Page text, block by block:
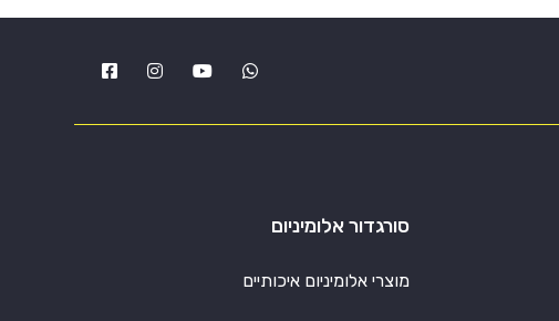
סורגדור אלומיניום
מוצרי אלומיניום איכותיים